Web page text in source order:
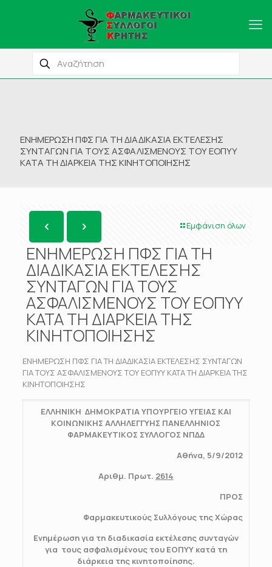
ΕΝΗΜΕΡΩΣΗ ΠΦΣ ΓΙΑ ΤΗ ΔΙΑΔΙΚΑΣΙΑ ΕΚΤΕΛΕΣΗΣ
ΣΥΝΤΑΓΩΝ ΓΙΑ ΤΟΥΣ ΑΣΦΑΛΙΣΜΕΝΟΥΣ ΤΟΥ ΕΟΠΥΥ
ΚΑΤΑ ΤΗ ΔΙΑΡΚΕΙΑ ΤΗΣ ΚΙΝΗΤΟΠΟΙΗΣΗΣ
Εμφάνιση όλων
ΕΝΗΜΕΡΩΣΗ ΠΦΣ ΓΙΑ ΤΗ
ΔΙΑΔΙΚΑΣΙΑ ΕΚΤΕΛΕΣΗΣ
ΣΥΝΤΑΓΩΝ ΓΙΑ ΤΟΥΣ
ΑΣΦΑΛΙΣΜΕΝΟΥΣ ΤΟΥ ΕΟΠΥΥ
ΚΑΤΑ ΤΗ ΔΙΑΡΚΕΙΑ ΤΗΣ
ΚΙΝΗΤΟΠΟΙΗΣΗΣ
ΕΝΗΜΕΡΩΣΗ ΠΦΣ ΓΙΑ ΤΗ ΔΙΑΔΙΚΑΣΙΑ ΕΚΤΕΛΕΣΗΣ ΣΥΝΤΑΓΩΝ
ΓΙΑ ΤΟΥΣ ΑΣΦΑΛΙΣΜΕΝΟΥΣ ΤΟΥ ΕΟΠΥΥ ΚΑΤΑ ΤΗ ΔΙΑΡΚΕΙΑ ΤΗΣ
ΚΙΝΗΤΟΠΟΙΗΣΗΣ
ΕΛΛΗΝΙΚΗ ΔΗΜΟΚΡΑΤΙΑ ΥΠΟΥΡΓΕΙΟ ΥΓΕΙΑΣ ΚΑΙ
ΚΟΙΝΩΝΙΚΗΣ ΑΛΛΗΛΕΓΓΥΗΣ ΠΑΝΕΛΛΗΝΙΟΣ
ΦΑΡΜΑΚΕΥΤΙΚΟΣ ΣΥΛΛΟΓΟΣ ΝΠΔΔ
Αθήνα, 5/9/2012
Αριθμ. Πρωτ. 2614
ΠΡΟΣ
Φαρμακευτικούς Συλλόγους της Χώρας
Ενημέρωση για τη διαδικασία εκτέλεσης συνταγών
για τους ασφαλισμένους του ΕΟΠΥΥ κατά τη
διάρκεια της κινητοποίησης.